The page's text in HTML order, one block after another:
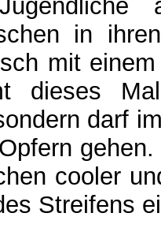
in
mit
dieses
darf
cooler
Streifens